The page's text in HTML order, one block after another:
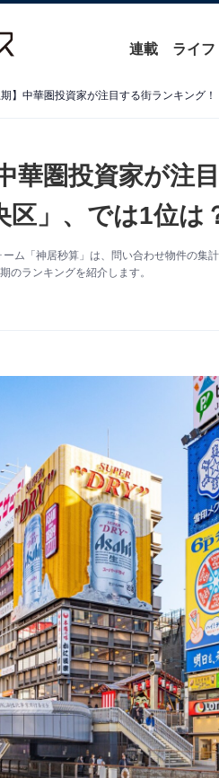
連載 ライフ
期】中華圏投資家が注目する街ランキング
華圏投資家が注
区」、では1位は
ム「神居秒算」は、問い合わせ物件の集
のランキングを紹介します。